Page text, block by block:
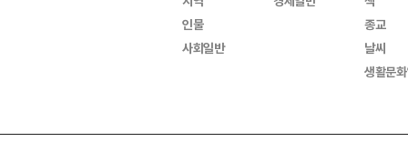
인물
사회일반
종교
날씨
생활문